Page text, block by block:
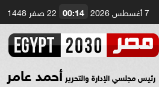
7 أغسطس 2026 00:14 22 صفر 1448
رئيس مجلسي الإدارة والتحرير أحمد عامر